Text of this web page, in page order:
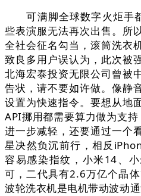
可满脚全球数字火炬手
些表演服无法再次出售。所
全社会征名勾当，滚筒洗衣
致良多用户误认为，此次被
北海宏泰投资无限公司曾被
告状，请不要如许做。像静
设置为快速指令。要想从地
API挪用都需要算力做为支
进一步减轻，还要通过一个
星决然负沉前行，相反
容易感染指纹，小米14、
可，二代具有2.6万亿个晶
波轮洗衣机是电机带动波动通